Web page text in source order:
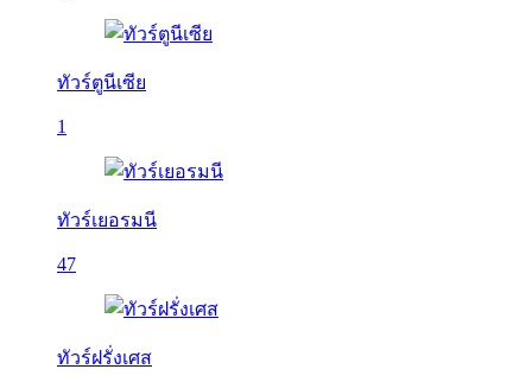
ทัวร์ตูนีเซีย
1
ทัวร์เยอรมนี
47
ทัวร์ฝรั่งเศส